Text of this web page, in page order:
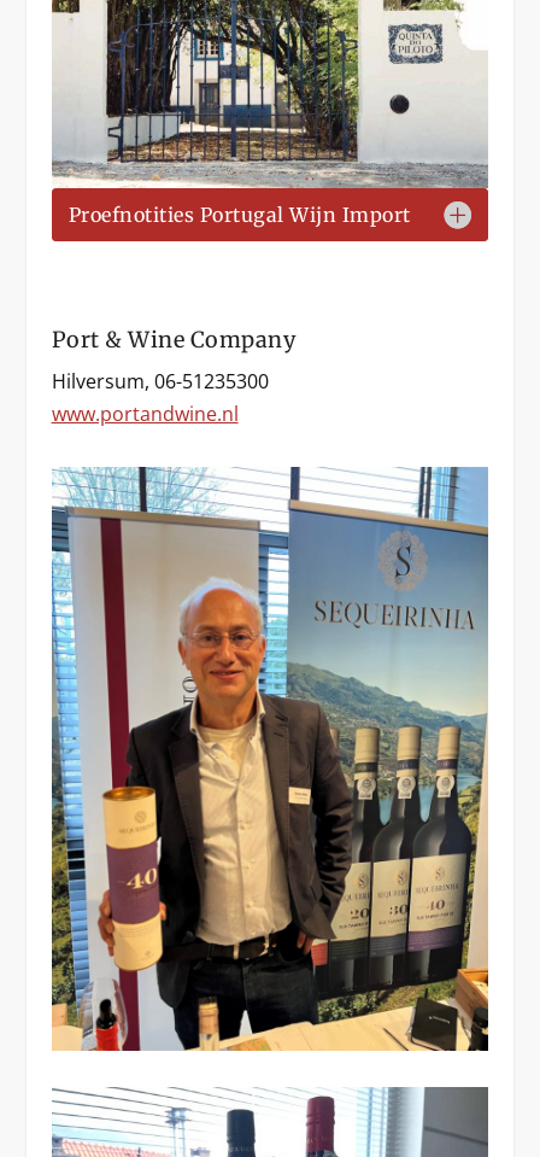
Proefnotities Portugal Wijn Import
Port & Wine Company
Hilversum, 06-51235300
www.portandwine.nl